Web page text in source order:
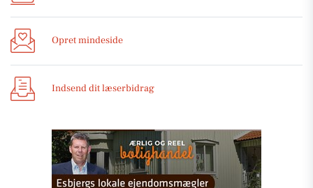
Opret mindeside
Indsend dit læserbidrag